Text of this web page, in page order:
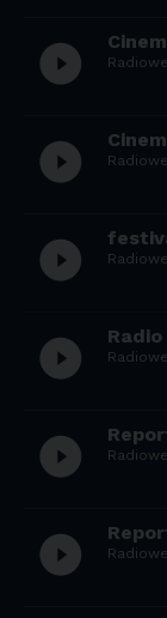
play_circle_filled
play_circle_filled
play_circle_filled
play_circle_filled
play_circle_filled
play_circle_filled